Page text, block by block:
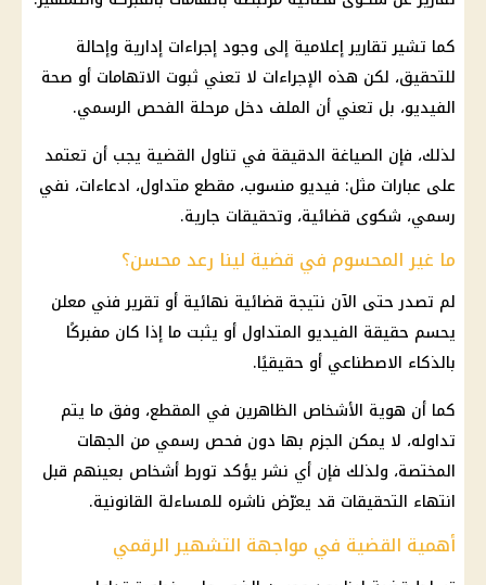
كما تشير تقارير إعلامية إلى وجود إجراءات إدارية وإحالة
للتحقيق، لكن هذه الإجراءات لا تعني ثبوت الاتهامات أو صحة
الفيديو، بل تعني أن الملف دخل مرحلة الفحص الرسمي.
لذلك، فإن الصياغة الدقيقة في تناول القضية يجب أن تعتمد
على عبارات مثل: فيديو منسوب، مقطع متداول، ادعاءات، نفي
رسمي، شكوى قضائية، وتحقيقات جارية.
ما غير المحسوم في قضية لينا رعد محسن؟
لم تصدر حتى الآن نتيجة قضائية نهائية أو تقرير فني معلن
يحسم حقيقة الفيديو المتداول أو يثبت ما إذا كان مفبركًا
بالذكاء الاصطناعي أو حقيقيًا.
كما أن هوية الأشخاص الظاهرين في المقطع، وفق ما يتم
تداوله، لا يمكن الجزم بها دون فحص رسمي من الجهات
المختصة، ولذلك فإن أي نشر يؤكد تورط أشخاص بعينهم قبل
انتهاء التحقيقات قد يعرّض ناشره للمساءلة القانونية.
أهمية القضية في مواجهة التشهير الرقمي